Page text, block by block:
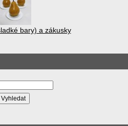
bary) a zákusky